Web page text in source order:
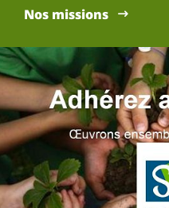
Nos missions